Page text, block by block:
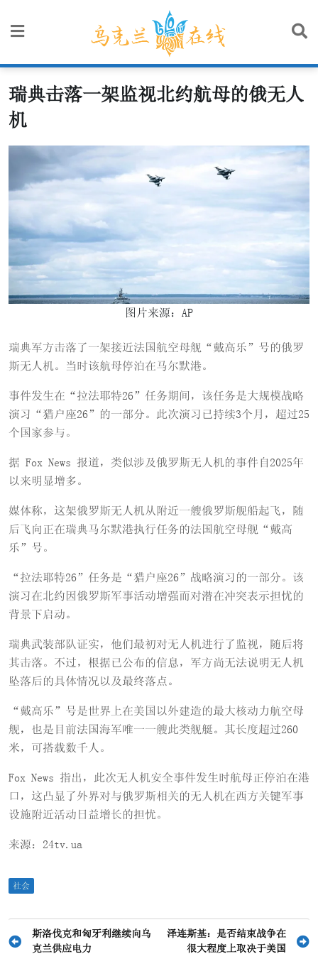
瑞典击落一架监视北约航母的俄无人
机
图片来源：AP
瑞典军方击落了一架接近法国航空母舰“戴高乐”号的俄罗
斯无人机。当时该航母停泊在马尔默港。
事件发生在“拉法耶特26”任务期间，该任务是大规模战略
演习“猎户座26”的一部分。此次演习已持续3个月，超过25
个国家参与。
据 Fox News 报道，类似涉及俄罗斯无人机的事件自2025年
以来明显增多。
媒体称，这架俄罗斯无人机从附近一艘俄罗斯舰船起飞，随
后飞向正在瑞典马尔默港执行任务的法国航空母舰“戴高
乐”号。
“拉法耶特26”任务是“猎户座26”战略演习的一部分。该
演习在北约因俄罗斯军事活动增强而对潜在冲突表示担忧的
背景下启动。
瑞典武装部队证实，他们最初对无人机进行了监视，随后将
其击落。不过，根据已公布的信息，军方尚无法说明无人机
坠落后的具体情况以及最终落点。
“戴高乐”号是世界上在美国以外建造的最大核动力航空母
舰，也是目前法国海军唯一一艘此类舰艇。其长度超过260
米，可搭载数千人。
Fox News 指出，此次无人机安全事件发生时航母正停泊在港
口，这凸显了外界对与俄罗斯相关的无人机在西方关键军事
设施附近活动日益增长的担忧。
来源：24tv.ua
社会
文
斯洛伐克和匈牙利继续向乌
克兰供应电力
泽连斯基：是否结束战争在
很大程度上取决于美国